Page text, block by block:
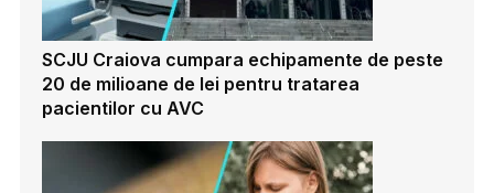
SCJU Craiova cumpara echipamente de peste
20 de milioane de lei pentru tratarea
pacientilor cu AVC